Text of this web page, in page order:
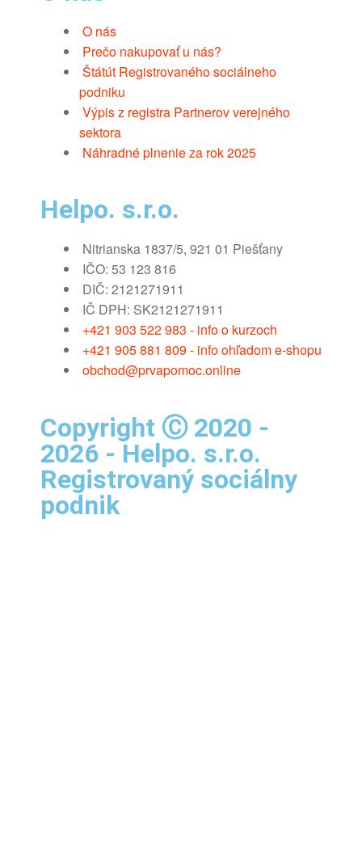
O nás
Prečo nakupovať u nás?
Štátút Registrovaného sociálneho
podniku
Výpis z registra Partnerov verejného
sektora
Náhradné plnenie za rok 2025
Helpo. s.r.o.
Nitrianska 1837/5, 921 01 Piešťany
IČO: 53 123 816
DIČ: 2121271911
IČ DPH: SK2121271911
+421 903 522 983 - info o kurzoch
+421 905 881 809 - info ohľadom e-shopu
obchod@prvapomoc.online
Copyright Ⓒ 2020 -
2026 - Helpo. s.r.o.
Registrovaný sociálny
podnik